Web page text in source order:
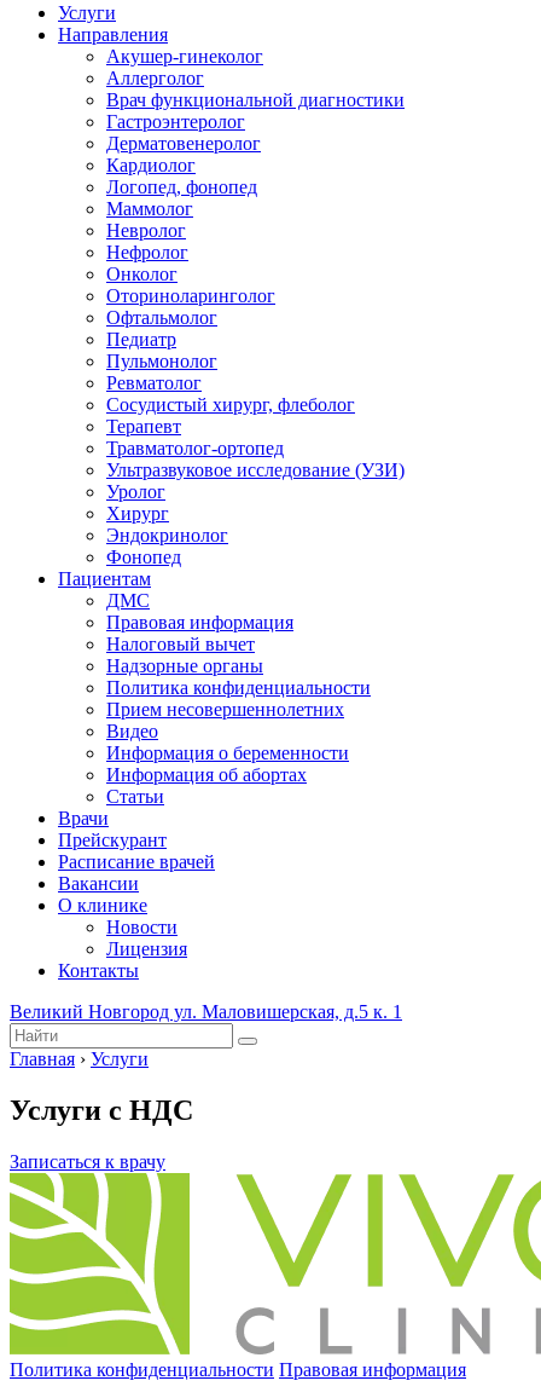
Услуги
Направления
Акушер-гинеколог
Аллерголог
Врач функциональной диагностики
Гастроэнтеролог
Дерматовенеролог
Кардиолог
Логопед, фонопед
Маммолог
Невролог
Нефролог
Онколог
Оториноларинголог
Офтальмолог
Педиатр
Пульмонолог
Ревматолог
Сосудистый хирург, флеболог
Терапевт
Травматолог-ортопед
Ультразвуковое исследование (УЗИ)
Уролог
Хирург
Эндокринолог
Фонопед
Пациентам
ДМС
Правовая информация
Налоговый вычет
Надзорные органы
Политика конфиденциальности
Прием несовершеннолетних
Видео
Информация о беременности
Информация об абортах
Статьи
Врачи
Прейскурант
Расписание врачей
Вакансии
О клинике
Новости
Лицензия
Контакты
Великий Новгород ул. Маловишерская, д.5 к. 1
Главная › Услуги
Услуги с НДС
Записаться к врачу
Политика конфиденциальности Правовая информация